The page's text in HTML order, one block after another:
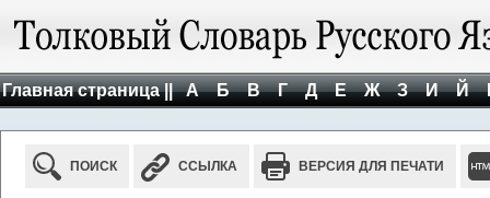
Главная страница || А Б В Г Д Е Ж З И Й
ПОИСК ССЫЛКА ВЕРСИЯ ДЛЯ ПЕЧАТИ